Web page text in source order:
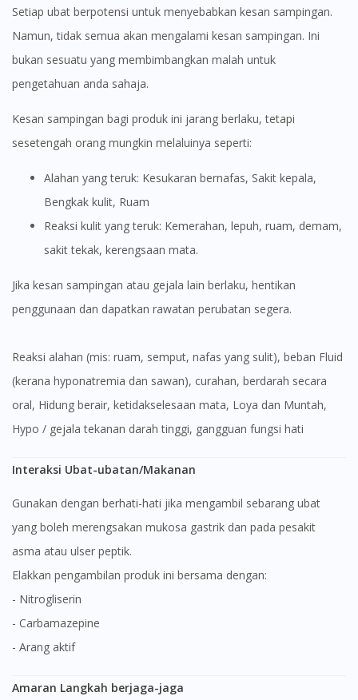
Visit DoctorOnCall Singapore
You seem to be shopping from Singapore
You are currently on DoctorOnCall.com.my, our Malaysian
DoctorOnCall Singapore?
Continue to DoctorOnCall Singapore
Setiap ubat berpotensi untuk menyebabkan kesan sampingan.
Namun, tidak semua akan mengalami kesan sampingan. Ini
bukan sesuatu yang membimbangkan malah untuk
pengetahuan anda sahaja.
Kesan sampingan bagi produk ini jarang berlaku, tetapi
sesetengah orang mungkin melaluinya seperti:
Alahan yang teruk: Kesukaran bernafas, Sakit kepala,
Bengkak kulit, Ruam
Reaksi kulit yang teruk: Kemerahan, lepuh, ruam, demam,
sakit tekak, kerengsaan mata.
Jika kesan sampingan atau gejala lain berlaku, hentikan
penggunaan dan dapatkan rawatan perubatan segera.
Reaksi alahan (mis: ruam, semput, nafas yang sulit), beban Fluid
(kerana hyponatremia dan sawan), curahan, berdarah secara
oral, Hidung berair, ketidakselesaan mata, Loya dan Muntah,
Hypo / gejala tekanan darah tinggi, gangguan fungsi hati
Interaksi Ubat-ubatan/Makanan
Gunakan dengan berhati-hati jika mengambil sebarang ubat
yang boleh merengsakan mukosa gastrik dan pada pesakit
asma atau ulser peptik.
Elakkan pengambilan produk ini bersama dengan:
- Nitrogliserin
- Carbamazepine
- Arang aktif
Amaran Langkah berjaga-jaga